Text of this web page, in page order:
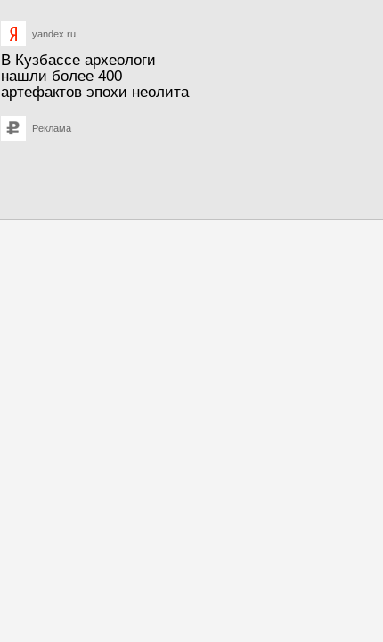
yandex.ru
В Кузбассе археологи
нашли более 400
артефактов эпохи неолита
Реклама